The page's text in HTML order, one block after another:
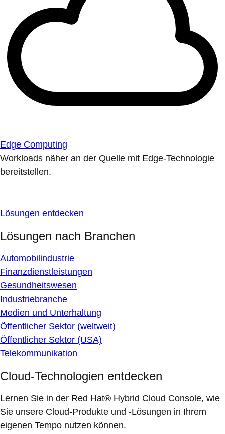
Edge Computing
Workloads näher an der Quelle mit Edge-Technologie
bereitstellen.
Lösungen entdecken
Lösungen nach Branchen
Automobilindustrie
Finanzdienstleistungen
Gesundheitswesen
Industriebranche
Medien und Unterhaltung
Öffentlicher Sektor (weltweit)
Öffentlicher Sektor (USA)
Telekommunikation
Cloud-Technologien entdecken
Lernen Sie in der Red Hat® Hybrid Cloud Console, wie
Sie unsere Cloud-Produkte und -Lösungen in Ihrem
eigenen Tempo nutzen können.